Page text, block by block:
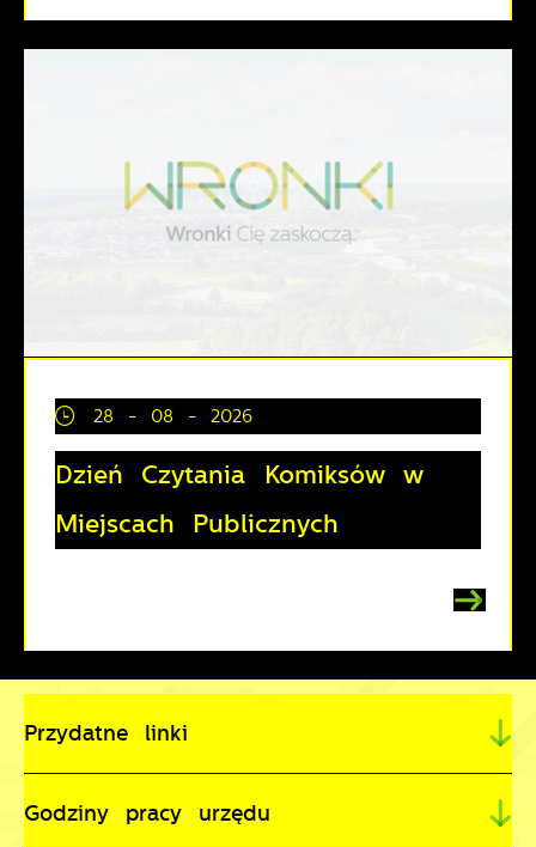
28 - 08 - 2026
Dzień Czytania Komiksów w
Miejscach Publicznych
Przydatne linki
Godziny pracy urzędu